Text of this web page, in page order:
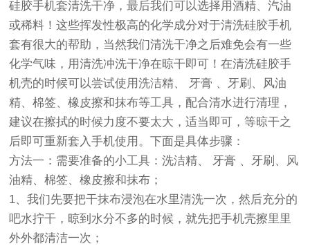
硅胶手机套清洗干净，最后我们可以选择用酒精、汽油
或稀料！这些挥发性极高的化学成分对于清洗硅胶手机
套有很大的帮助，当然我们清洗干净之后难免会有一些
化学气味，用清洗冲洗干净在晾干即可！在清洗硅胶手
机壳的时候可以尝试使用洗洁精、 牙膏 、牙刷、风油
精、棉签、橡皮擦和抹布等工具，配合清水进行清理，
建议在擦拭的时候力度不要太大，适当即可，等晾干之
后即可重新套入手机使用。下面是具体步骤：
方法一：需要准备的小工具：洗洁精、 牙膏 、牙刷、风
油精、棉签、橡皮擦和抹布；
1、我们先要把干抹布浸泡在水里清洗一次，然后充分的
吧水拧干，晾到水分不多的时候，就先把手机壳擦里里
外外都清洁一次；